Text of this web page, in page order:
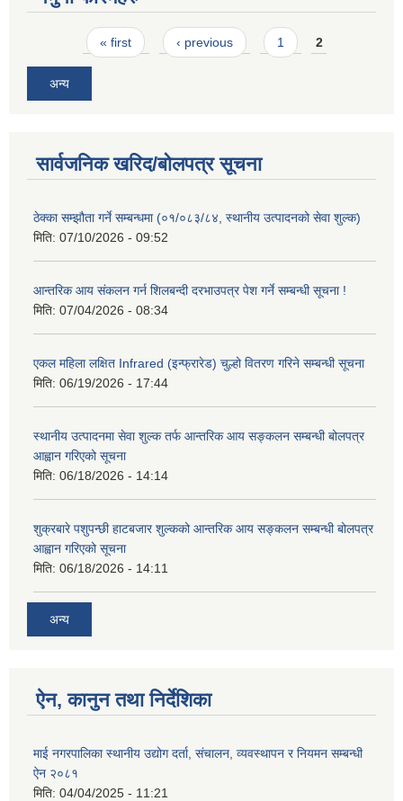
Pages« first ‹ previous 1 2
अन्य
सार्वजनिक खरिद/बोलपत्र सूचना
ठेक्का सम्झौता गर्ने सम्बन्धमा (०१/०८३/८४, स्थानीय उत्पादनको सेवा शुल्क)
मिति: 07/10/2026 - 09:52
आन्तरिक आय संकलन गर्न शिलबन्दी दरभाउपत्र पेश गर्ने सम्बन्धी सूचना !
मिति: 07/04/2026 - 08:34
एकल महिला लक्षित Infrared (इन्फ्रारेड) चुल्हो वितरण गरिने सम्बन्धी सूचना
मिति: 06/19/2026 - 17:44
स्थानीय उत्पादनमा सेवा शुल्क तर्फ आन्तरिक आय सङ्कलन सम्बन्धी बोलपत्र
आह्वान गरिएको सूचना
मिति: 06/18/2026 - 14:14
शुक्रबारे पशुपन्छी हाटबजार शुल्कको आन्तरिक आय सङ्कलन सम्बन्धी बोलपत्र
आह्वान गरिएको सूचना
मिति: 06/18/2026 - 14:11
अन्य
ऐन, कानुन तथा निर्देशिका
माई नगरपालिका स्थानीय उद्योग दर्ता, संचालन, व्यवस्थापन र नियमन सम्बन्धी
ऐन २०८१
मिति: 04/04/2025 - 11:21